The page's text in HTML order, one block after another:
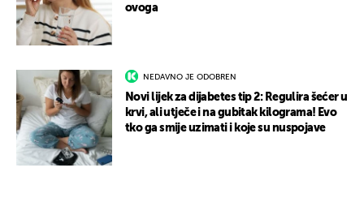
ovoga
NEDAVNO JE ODOBREN
Novi lijek za dijabetes tip 2: Regulira šećer u
krvi, ali utječe i na gubitak kilograma! Evo
tko ga smije uzimati i koje su nuspojave